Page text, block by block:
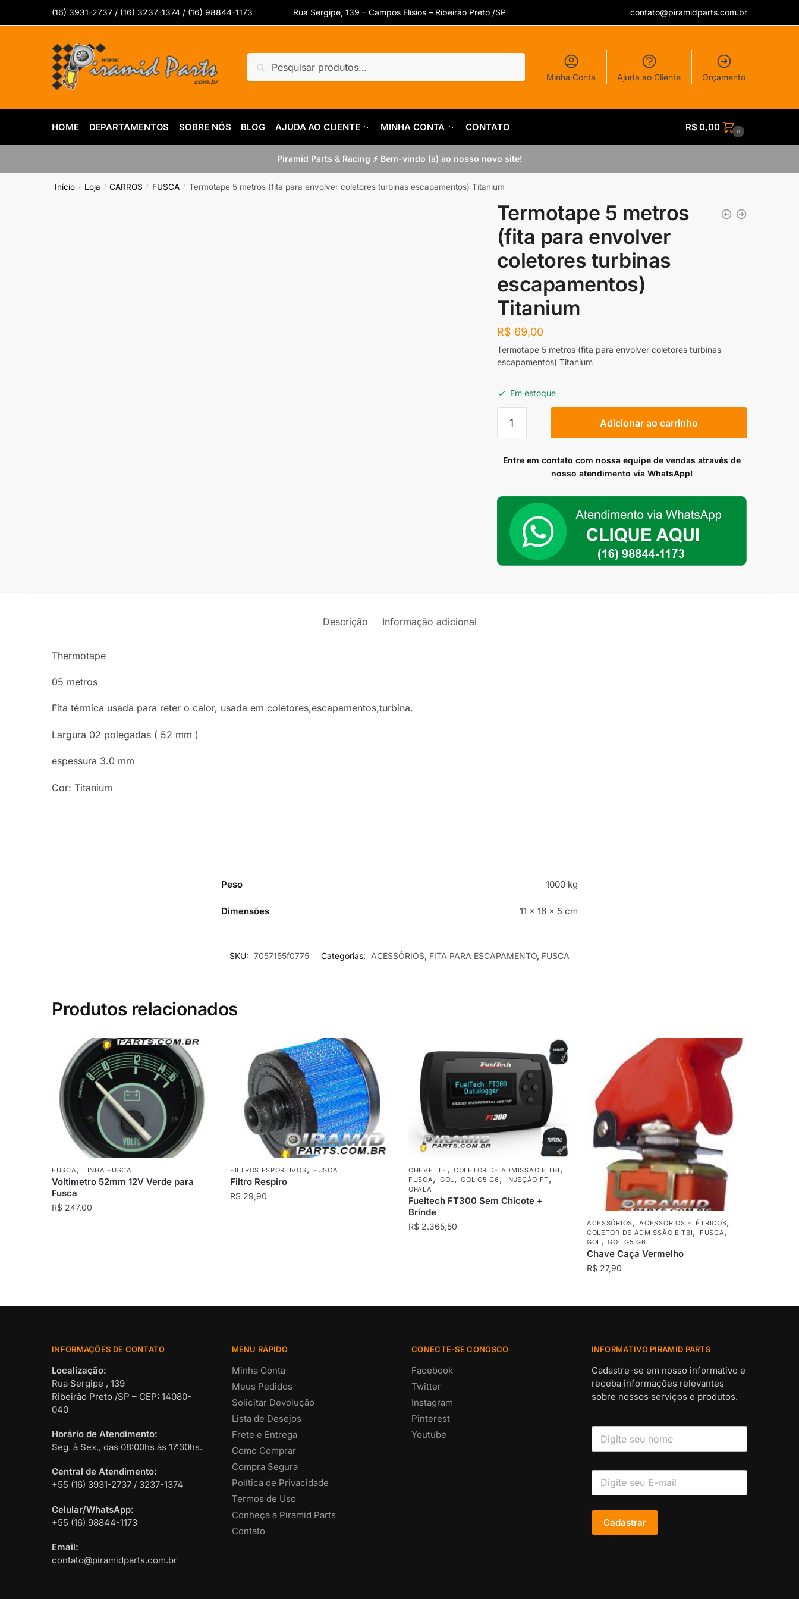
(16) 3931-2737 / (16) 3237-1374 / (16) 98844-1173 Rua Sergipe, 139 – Campos Elísios – Ribeirão Preto /SP contato@piramidparts.com.br
por:
Pesquisar
Minha Conta Ajuda ao Cliente Orçamento
HOME DEPARTAMENTOS SOBRE NÓS BLOG AJUDA AO CLIENTE MINHA CONTA CONTATO R$ 0,00 0
Piramid Parts & Racing ⚡ Bem-vindo (a) ao nosso novo site!
Início / Loja / CARROS / FUSCA / Termotape 5 metros (fita para envolver coletores turbinas escapamentos) Titanium
Termotape 5 metros
(fita para envolver
coletores turbinas
escapamentos)
Titanium
R$ 69,00
Termotape 5 metros (fita para envolver coletores turbinas
escapamentos) Titanium
Em estoque
(fita
coletores
turbinas
escapamentos)
Titanium
quantidade
Adicionar ao carrinho
Entre em contato com nossa equipe de vendas através de
nosso atendimento via WhatsApp!
Descrição Informação adicional
Thermotape
05 metros
Fita térmica usada para reter o calor, usada em coletores,escapamentos,turbina.
Largura 02 polegadas ( 52 mm )
espessura 3.0 mm
Cor: Titanium
Peso 1000 kg
Dimensões 11 × 16 × 5 cm
SKU: 7057155f0775 Categorias: ACESSÓRIOS, FITA PARA ESCAPAMENTO, FUSCA
Produtos relacionados
FUSCA, LINHA FUSCA
Voltimetro 52mm 12V Verde para
Fusca
R$ 247,00
FILTROS ESPORTIVOS, FUSCA
Filtro Respiro
R$ 29,90
CHEVETTE , COLETOR DE ADMISSÃO E TBI ,
FUSCA, GOL,GOL G5 G6, INJEÇÃO FT,
OPALA
Fueltech FT300 Sem Chicote +
Brinde
R$2.365,50 ACESSÓRIOS,ACESSÓRIOS ELÉTRICOS,
COLETOR DE ADMISSÃO E TBI, FUSCA,
GOL ,GOL G5 G6
Chave Caça Vermelho
R$27,90
INFORMAÇÕES DE CONTATO
Localização:
Rua Sergipe , 139
Ribeirão Preto /SP – CEP: 14080-
040
Horário de Atendimento:
Seg. à Sex., das 08:00hs às 17:30hs.
Central de Atendimento:
+55 (16) 3931-2737 / 3237-1374
Celular/WhatsApp:
+55 (16) 98844-1173
Email:
contato@piramidparts.com.br
MENU RÁPIDO
Minha Conta
Meus Pedidos
Solicitar Devolução
Lista de Desejos
Frete e Entrega
Como Comprar
Compra Segura
Política de Privacidade
Termos de Uso
Conheça a Piramid Parts
Contato
CONECTE-SE CONOSCO
Facebook
Twitter
Instagram
Pinterest
Youtube
INFORMATIVO PIRAMID PARTS
Cadastre-se em nosso informativo e
receba informações relevantes
sobre nossos serviços e produtos.
Cadastrar